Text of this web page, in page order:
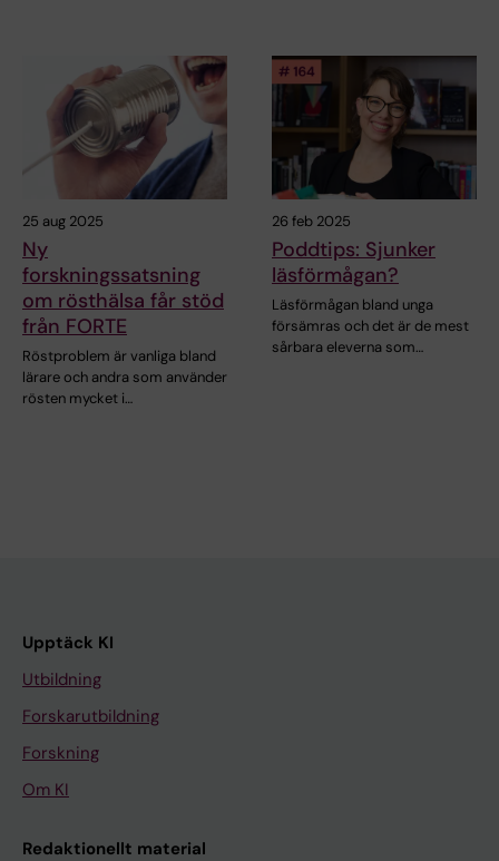
25 aug 2025
Ny
forskningssatsning
om rösthälsa får stöd
från FORTE
Röstproblem är vanliga bland
lärare och andra som använder
rösten mycket i…
26 feb 2025
Poddtips: Sjunker
läsförmågan?
Läsförmågan bland unga
försämras och det är de mest
sårbara eleverna som…
Upptäck KI
Utbildning
Forskarutbildning
Forskning
Om KI
Redaktionellt material